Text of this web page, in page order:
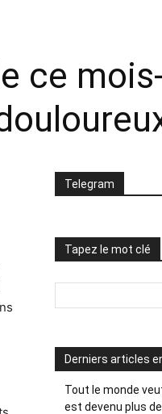
ce
Telegram
Tapez le mot clé
Derniers articles
Tout le monde
est devenu plus